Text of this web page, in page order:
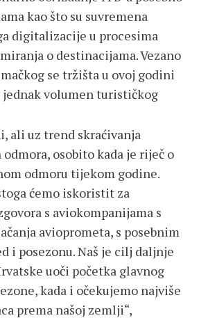
kao što su suvremena
digitalizacije u procesima
o destinacijama. Vezano
se tržišta u ovoj godini
volumen turističkog
ali uz trend skraćivanja
osobito kada je riječ o
odmoru tijekom godine.
ćemo iskoristit za
s aviokompanijama s
avioprometa, s posebnim
i posezonu. Naš je cilj daljnje
uoči početka glavnog
kada i očekujemo najviše
prema našoj zemlji“,